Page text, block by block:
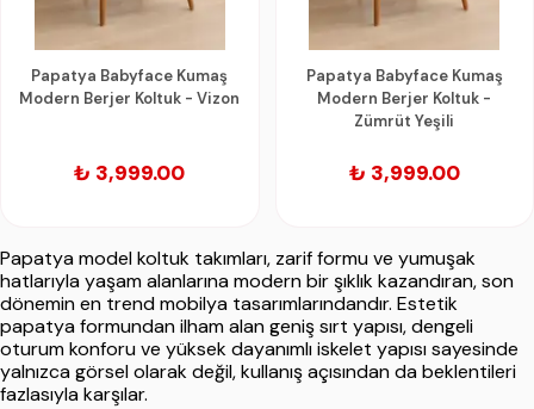
Papatya Babyface Kumaş
Modern Berjer Koltuk - Vizon
₺ 3,999.00
Papatya Babyface Kumaş
Modern Berjer Koltuk -
Zümrüt Yeşili
₺ 3,999.00
Papatya model koltuk takımları, zarif formu ve yumuşak
hatlarıyla yaşam alanlarına modern bir şıklık kazandıran, son
dönemin en trend mobilya tasarımlarındandır. Estetik
papatya formundan ilham alan geniş sırt yapısı, dengeli
oturum konforu ve yüksek dayanımlı iskelet yapısı sayesinde
yalnızca görsel olarak değil, kullanış açısından da beklentileri
fazlasıyla karşılar.